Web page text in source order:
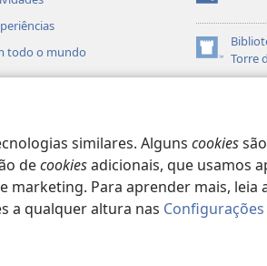
similares. Alguns cookies
decookiesadicionais, que usamos
marketing. Para aprender mais, leia
a qualquer altura nas
todo o mundo
uma
nova
janela)Torre
(abre
uma
DE UTILIZAÇÃO|POLÍTICA DE